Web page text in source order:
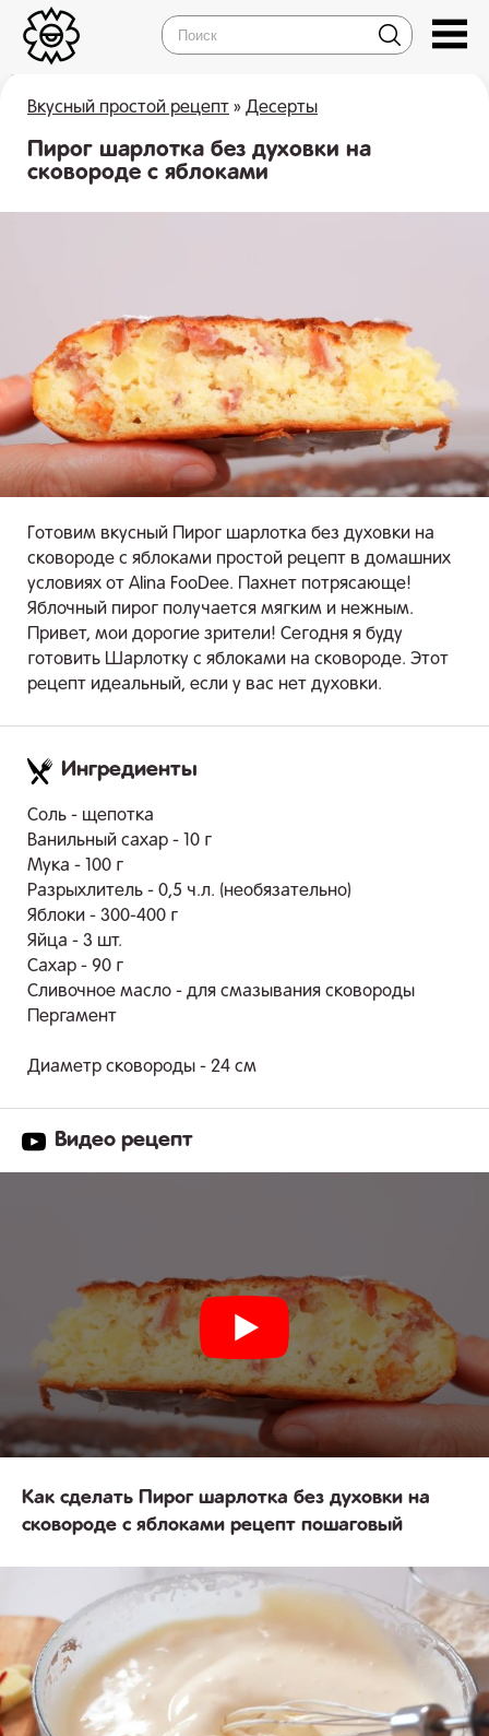
Вкусный простой рецепт » Десерты
Пирог шарлотка без духовки на
сковороде с яблоками
Готовим вкусный Пирог шарлотка без духовки на
сковороде с яблоками простой рецепт в домашних
условиях от Alina FooDee. Пахнет потрясающе!
Яблочный пирог получается мягким и нежным.
Привет, мои дорогие зрители! Сегодня я буду
готовить Шарлотку с яблоками на сковороде. Этот
рецепт идеальный, если у вас нет духовки.
Ингредиенты
Соль - щепотка
Ванильный сахар - 10 г
Мука - 100 г
Разрыхлитель - 0,5 ч.л. (необязательно)
Яблоки - 300-400 г
Яйца - 3 шт.
Сахар - 90 г
Сливочное масло - для смазывания сковороды
Пергамент
Диаметр сковороды - 24 см
Видео рецепт
Как сделать Пирог шарлотка без духовки на
сковороде с яблоками рецепт пошаговый